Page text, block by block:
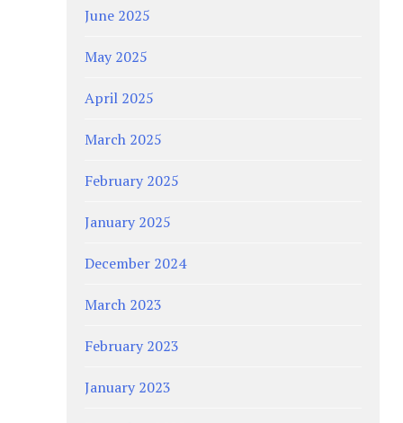
June 2025
May 2025
April 2025
March 2025
February 2025
January 2025
December 2024
March 2023
February 2023
January 2023